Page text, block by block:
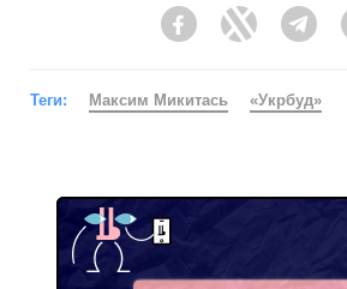
FacebookTwitter
Теги: Максим Микитась «Укрбуд»